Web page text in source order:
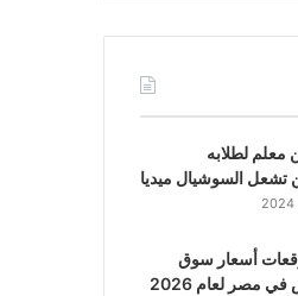
معلم لطلابه
تشعل السوشيال ميديا
أسعار سوق
مصر لعام 2026